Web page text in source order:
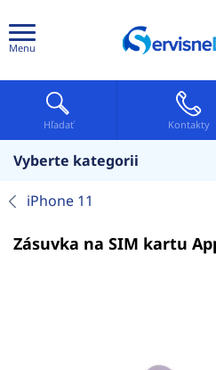
Menu
Hľadať Kontakty
Vyberte kategorii
iPhone 11
Zásuvka na SIM kartu